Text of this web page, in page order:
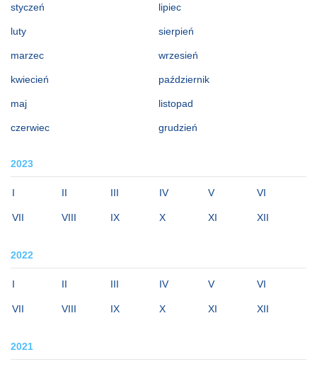
styczeń
luty
marzec
kwiecień
maj
czerwiec
lipiec
sierpień
wrzesień
październik
listopad
grudzień
2023
I II III IV V VI
VII VIII IX X XI XII
2022
I II III IV V VI
VII VIII IX X XI XII
2021